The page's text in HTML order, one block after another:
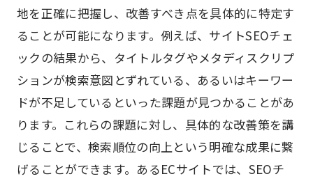
地を正確に把握し、改善すべき点を具体的に特定す
ることが可能になります。例えば、サイトSEOチェ
ックの結果から、タイトルタグやメタディスクリプ
ションが検索意図とずれている、あるいはキーワー
ドが不足しているといった課題が見つかることがあ
ります。これらの課題に対し、具体的な改善策を講
じることで、検索順位の向上という明確な成果に繋
げることができます。あるECサイトでは、SEOチ